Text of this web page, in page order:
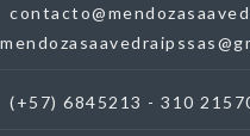
(+57) 6845213 - 310